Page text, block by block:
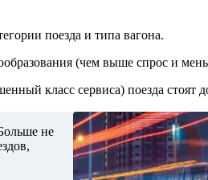
поезда и типа вагона.
(чем выше спрос и
класс сервиса) поезда стоят
не